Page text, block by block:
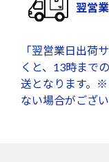
翌営
「翌営業日出荷
くと、13時まで
送となります。※
ない場合がござい